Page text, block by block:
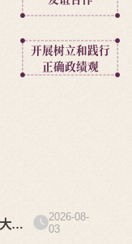
开展树立和践行
正确政绩观
学
2026-08-
03